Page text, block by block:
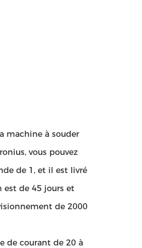
machine à souder
vous pouvez
de 1, et il est livré
est de 45 jours et
de 2000
de courant de 20 à